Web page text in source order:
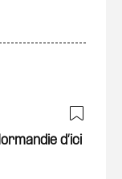
d’ici